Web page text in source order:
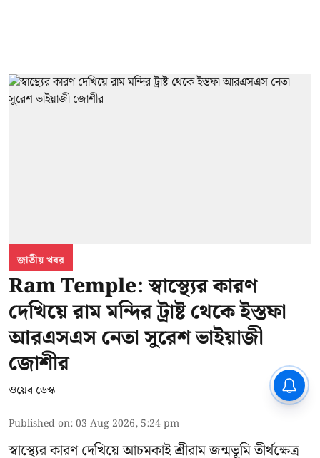
জাতীয় খবর
Ram Temple: স্বাস্থ্যের কারণ
দেখিয়ে রাম মন্দির ট্রাষ্ট থেকে ইস্তফা
আরএসএস নেতা সুরেশ ভাইয়াজী
জোশীর
ওয়েব ডেস্ক
Published on:03 Aug 2026, 5:24 pm
স্বাস্থ্যের কারণ দেখিয়ে আচমকাইশ্রীরাম জন্মভূমি তীর্থক্ষেত্র